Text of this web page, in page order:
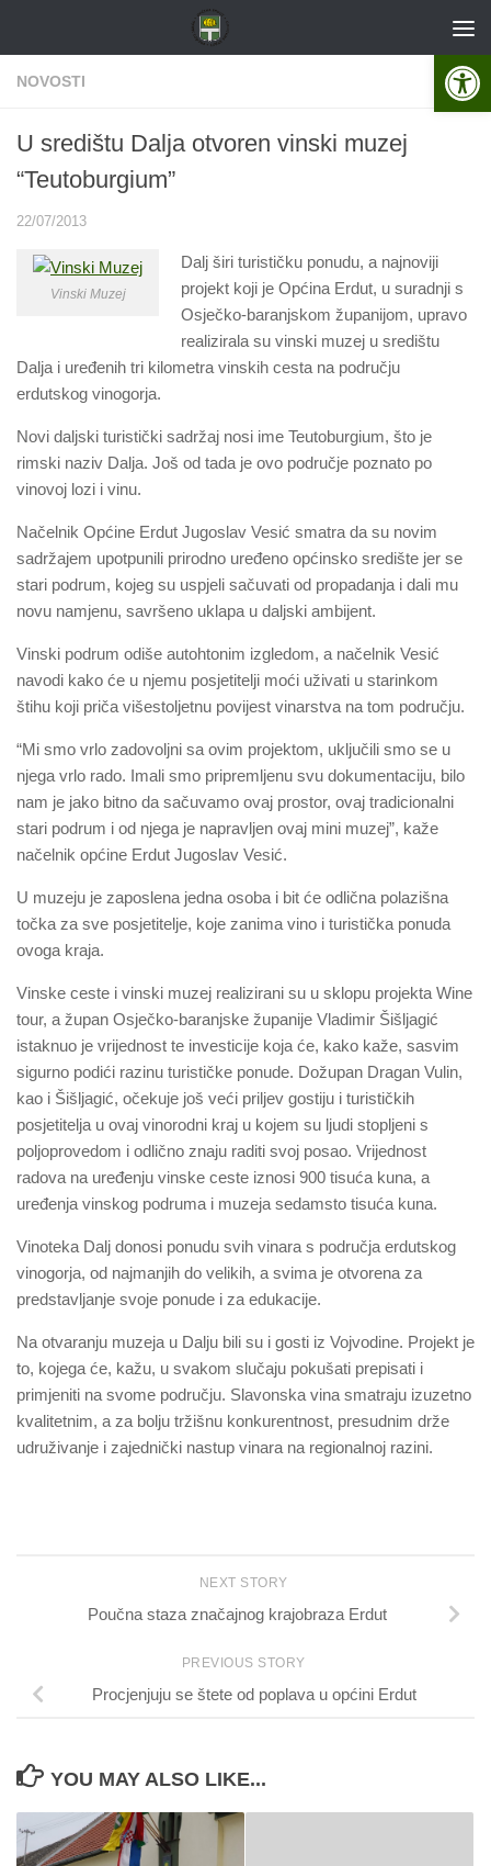
NOVOSTI
U središtu Dalja otvoren vinski muzej
“Teutoburgium”
22/07/2013
Vinski Muzej
Dalj širi turističku ponudu, a najnoviji
projekt koji je Općina Erdut, u suradnji s
Osječko-baranjskom županijom, upravo
realizirala su vinski muzej u središtu
Dalja i uređenih tri kilometra vinskih cesta na području
erdutskog vinogorja.
Novi daljski turistički sadržaj nosi ime Teutoburgium, što je
rimski naziv Dalja. Još od tada je ovo područje poznato po
vinovoj lozi i vinu.
Načelnik Općine Erdut Jugoslav Vesić smatra da su novim
sadržajem upotpunili prirodno uređeno općinsko središte jer se
stari podrum, kojeg su uspjeli sačuvati od propadanja i dali mu
novu namjenu, savršeno uklapa u daljski ambijent.
Vinski podrum odiše autohtonim izgledom, a načelnik Vesić
navodi kako će u njemu posjetitelji moći uživati u starinkom
štihu koji priča višestoljetnu povijest vinarstva na tom području.
“Mi smo vrlo zadovoljni sa ovim projektom, uključili smo se u
njega vrlo rado. Imali smo pripremljenu svu dokumentaciju, bilo
nam je jako bitno da sačuvamo ovaj prostor, ovaj tradicionalni
stari podrum i od njega je napravljen ovaj mini muzej”, kaže
načelnik općine Erdut Jugoslav Vesić.
U muzeju je zaposlena jedna osoba i bit će odlična polazišna
točka za sve posjetitelje, koje zanima vino i turistička ponuda
ovoga kraja.
Vinske ceste i vinski muzej realizirani su u sklopu projekta Wine
tour, a župan Osječko-baranjske županije Vladimir Šišljagić
istaknuo je vrijednost te investicije koja će, kako kaže, sasvim
sigurno podići razinu turističke ponude. Dožupan Dragan Vulin,
kao i Šišljagić, očekuje još veći priljev gostiju i turističkih
posjetitelja u ovaj vinorodni kraj u kojem su ljudi stopljeni s
poljoprovedom i odlično znaju raditi svoj posao. Vrijednost
radova na uređenju vinske ceste iznosi 900 tisuća kuna, a
uređenja vinskog podruma i muzeja sedamsto tisuća kuna.
Vinoteka Dalj donosi ponudu svih vinara s područja erdutskog
vinogorja, od najmanjih do velikih, a svima je otvorena za
predstavljanje svoje ponude i za edukacije.
Na otvaranju muzeja u Dalju bili su i gosti iz Vojvodine. Projekt je
to, kojega će, kažu, u svakom slučaju pokušati prepisati i
primjeniti na svome području. Slavonska vina smatraju izuzetno
kvalitetnim, a za bolju tržišnu konkurentnost, presudnim drže
udruživanje i zajednički nastup vinara na regionalnoj razini.
NEXT STORY
Poučna staza značajnog krajobraza Erdut
PREVIOUS STORY
Procjenjuju se štete od poplava u općini Erdut
YOU MAY ALSO LIKE...